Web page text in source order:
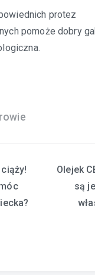
protez
pomoże dobry
.
Olejek
są